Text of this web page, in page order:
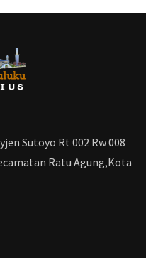
Sutoyo Rt 002 Rw 008
Ratu Agung,Kota